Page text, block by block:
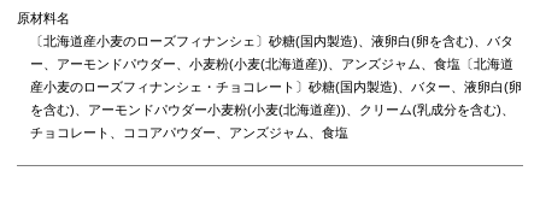
原材料名
〔北海道産小麦のローズフィナンシェ〕砂糖(国内製造)、液卵白(卵を含む)、バタ
ー、アーモンドパウダー、小麦粉(小麦(北海道産))、アンズジャム、食塩〔北海道
産小麦のローズフィナンシェ・チョコレート〕砂糖(国内製造)、バター、液卵白(卵
を含む)、アーモンドパウダー小麦粉(小麦(北海道産))、クリーム(乳成分を含む)、
チョコレート、ココアパウダー、アンズジャム、食塩